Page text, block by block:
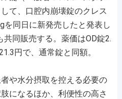
て、口腔内崩壊錠のクレス
を同日に新発売したと発表し
同販売する。薬価はOD錠2.
円で、通常錠と同額。
や水分摂取を控える必要の
になるほか、利便性の高さ